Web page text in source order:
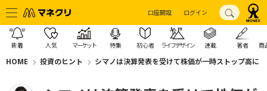
口座開設 ログイン
新着 人気 マーケット 特集 初心者 ライフデザイン 連載 著者 商
HOME 投資のヒント シマノは決算発表を受けて株価が一時ストップ高に